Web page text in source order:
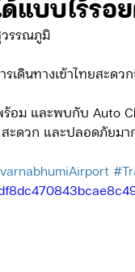
ภารกิจ/กิจกรรมผู้บั
แบบไร้รอ
วรรณภูมิ
ดินทางเข้าไทยสะดวก
อม และพบกับ Auto
สะดวก และปลอดภัยมา